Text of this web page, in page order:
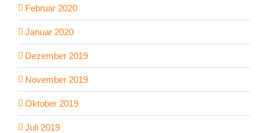
Februar 2020
Januar 2020
Dezember 2019
November 2019
Oktober 2019
Juli 2019